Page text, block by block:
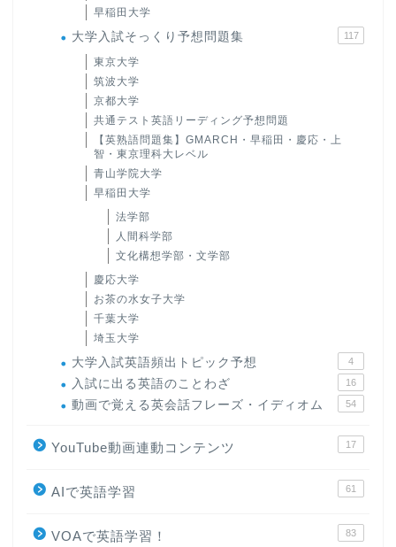
早稲田大学
大学入試そっくり予想問題集 117
東京大学
筑波大学
京都大学
共通テスト英語リーディング予想問題
【英熟語問題集】GMARCH・早稲田・慶応・上
智・東京理科大レベル
青山学院大学
早稲田大学
法学部
人間科学部
文化構想学部・文学部
慶応大学
お茶の水女子大学
千葉大学
埼玉大学
大学入試英語頻出トピック予想 4
入試に出る英語のことわざ 16
動画で覚える英会話フレーズ・イディオム 54
YouTube動画連動コンテンツ 17
AIで英語学習 61
VOAで英語学習！ 83